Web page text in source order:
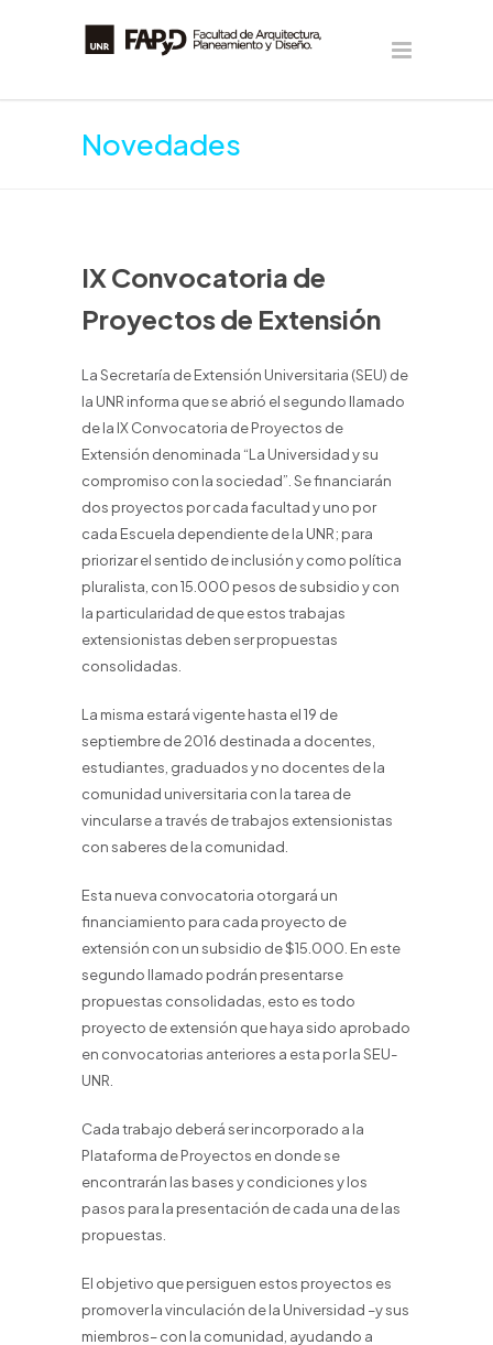
Novedades
IX Convocatoria de
Proyectos de Extensión
La Secretaría de Extensión Universitaria (SEU) de
la UNR informa que se abrió el segundo llamado
de la IX Convocatoria de Proyectos de
Extensión denominada “La Universidad y su
compromiso con la sociedad”. Se financiarán
dos proyectos por cada facultad y uno por
cada Escuela dependiente de la UNR; para
priorizar el sentido de inclusión y como política
pluralista, con 15.000 pesos de subsidio y con
la particularidad de que estos trabajas
extensionistas deben ser propuestas
consolidadas.
La misma estará vigente hasta el 19 de
septiembre de 2016 destinada a docentes,
estudiantes, graduados y no docentes de la
comunidad universitaria con la tarea de
vincularse a través de trabajos extensionistas
con saberes de la comunidad.
Esta nueva convocatoria otorgará un
financiamiento para cada proyecto de
extensión con un subsidio de $15.000. En este
segundo llamado podrán presentarse
propuestas consolidadas, esto es todo
proyecto de extensión que haya sido aprobado
en convocatorias anteriores a esta por la SEU-
UNR.
Cada trabajo deberá ser incorporado a la
Plataforma de Proyectos en donde se
encontrarán las bases y condiciones y los
pasos para la presentación de cada una de las
propuestas.
El objetivo que persiguen estos proyectos es
promover la vinculación de la Universidad –y sus
miembros– con la comunidad, ayudando a